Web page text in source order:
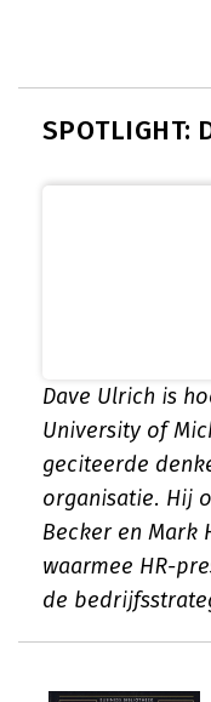
SPOTLIGHT:
Dave Ulrich is
University of
geciteerde
organisatie. Hij
Becker en Mark
waarmee HR-
de